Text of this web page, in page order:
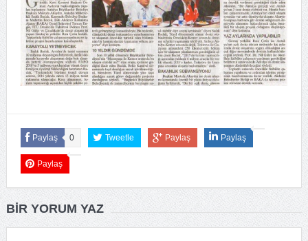
Paylaş 0 Tweetle Paylaş Paylaş
Paylaş
BIR YORUM YAZ